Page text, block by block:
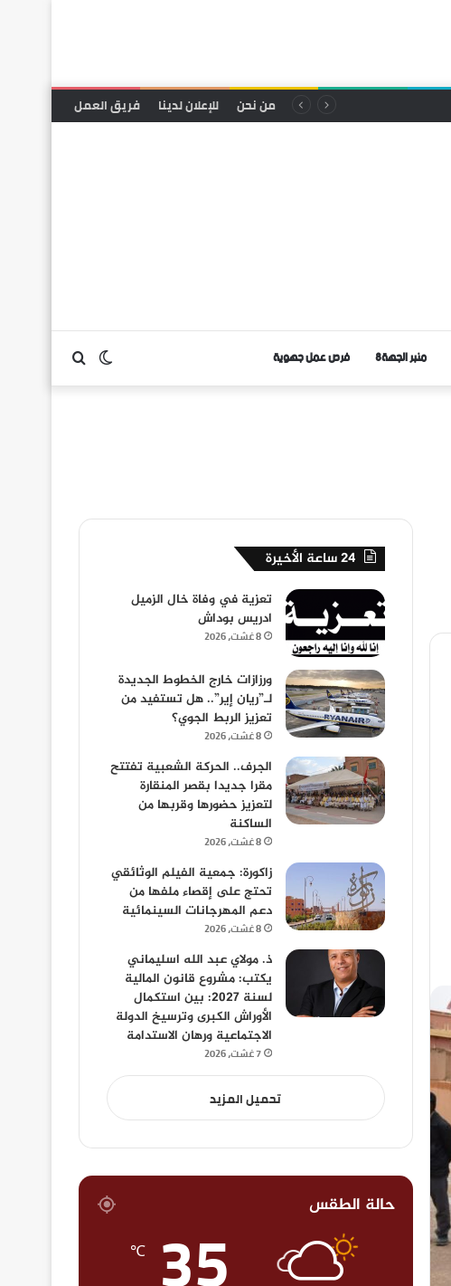
من نحن للإعلان لدينا فريق العمل
منبر الجهة8 فرص عمل جهوية
24 ساعة الأخيرة
تعزية في وفاة خال الزميل
ادريس بوداش
8 غشت، 2026
ورزازات خارج الخطوط الجديدة
لـ”ريان إير”.. هل تستفيد من
تعزيز الربط الجوي؟
8 غشت، 2026
الجرف.. الحركة الشعبية تفتتح
مقرا جديدا بقصر المنقارة
لتعزيز حضورها وقربها من
الساكنة
8 غشت، 2026
زاكورة: جمعية الفيلم الوثائقي
تحتج على إقصاء ملفها من
دعم المهرجانات السينمائية
8 غشت، 2026
ذ. مولاي عبد الله اسليماني
يكتب: مشروع قانون المالية
لسنة 2027: بين استكمال
الأوراش الكبرى وترسيخ الدولة
الاجتماعية ورهان الاستدامة
7 غشت، 2026
تحميل المزيد
حالة الطقس
℃